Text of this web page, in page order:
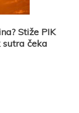
Stiže PIK
čeka